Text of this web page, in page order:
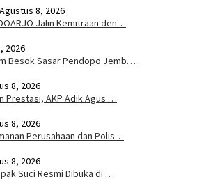
Agustus 8, 2026
Jalin Kemitraan den…
2026
Besok Sasar Pendopo Jemb…
8, 2026
Prestasi, AKP Adik Agus …
8, 2026
Perusahaan dan Polis…
8, 2026
Suci Resmi Dibuka di …